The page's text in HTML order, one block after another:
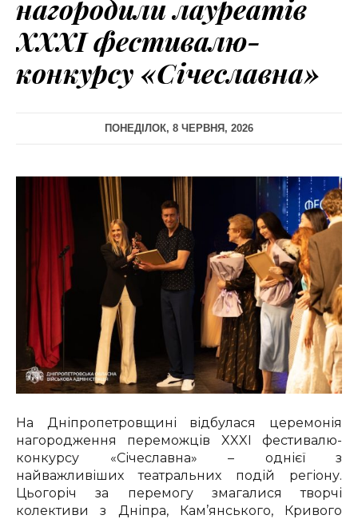
нагородили лауреатів
XXXI фестивалю-
конкурсу «Січеславна»
ПОНЕДІЛОК, 8 ЧЕРВНЯ, 2026
На Дніпропетровщині відбулася церемонія
нагородження переможців XXXI фестивалю-
конкурсу «Січеславна» – однієї з
найважливіших театральних подій регіону.
Цьогоріч за перемогу змагалися творчі
колективи з Дніпра, Кам’янського, Кривого